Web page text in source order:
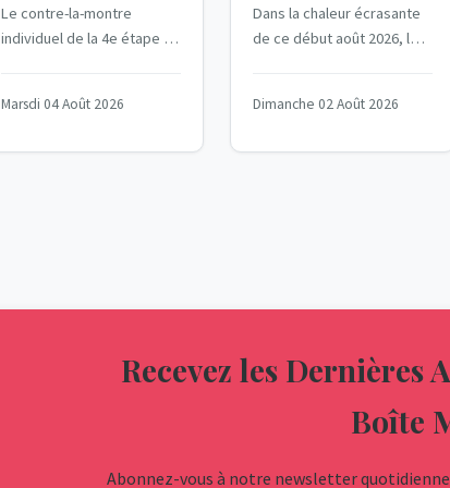
Ferrand-
pression
Le contre-la-montre
individuel de la 4e étape du
décisif pour la...
Marsdi 04 Août 2026
Seveso de
Dans la chaleur écrasante
de ce début août 2026, le
en proie à un...
Dimanche 02 Août 2026
Recevez les Dernières
Boîte
Abonnez-vous à notre newsletter